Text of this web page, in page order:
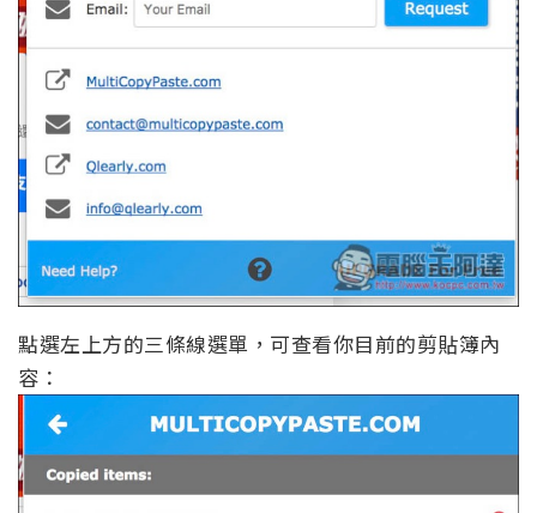
點選左上方的三條線選單，可查看你目前的剪貼簿內
容：